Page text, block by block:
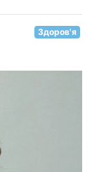
Здоров'я